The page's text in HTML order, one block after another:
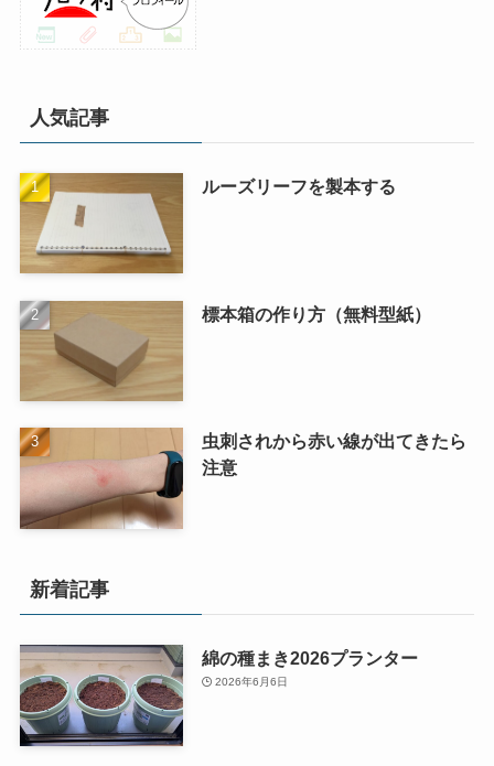
人気記事
ルーズリーフを製本する
標本箱の作り方（無料型紙）
虫刺されから赤い線が出てきたら
注意
新着記事
綿の種まき2026プランター
2026年6月6日